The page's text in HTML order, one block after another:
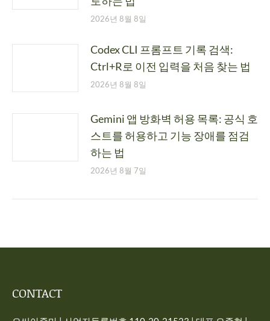
2026년 8월 8일
Codex CLI 프롬프트 기록 검색:
Ctrl+R로 이전 입력을 처음 찾는 법
2026년 8월 8일
Gemini 앱 방화벽 허용 목록: 공식 호
스트를 허용하고 기능 장애를 점검
하는 법
2026년 8월 7일
CONTACT